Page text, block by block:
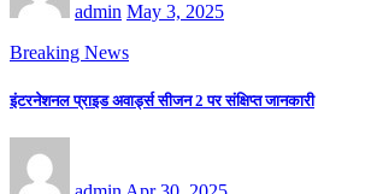
admin May 3, 2025
Breaking News
इंटरनेशनल प्राइड अवार्ड्स सीजन 2 पर संक्षिप्त जानकारी